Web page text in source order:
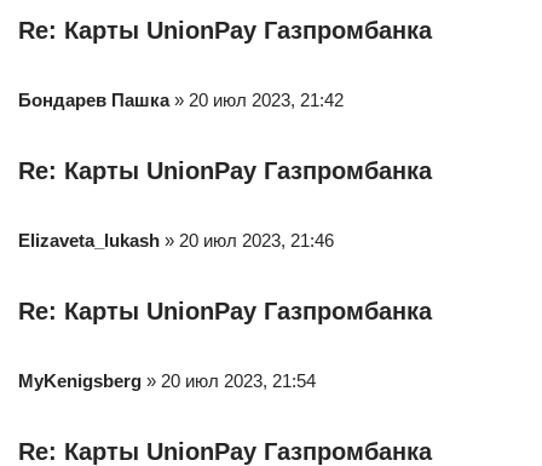
Re: Карты UnionPay Газпромбанка
Бондарев Пашка» 20 июл 2023, 21:42
Re: Карты UnionPay Газпромбанка
Elizaveta_lukash » 20 июл 2023, 21:46
Re: Карты UnionPay Газпромбанка
MyKenigsberg » 20 июл 2023, 21:54
Re: Карты UnionPay Газпромбанка